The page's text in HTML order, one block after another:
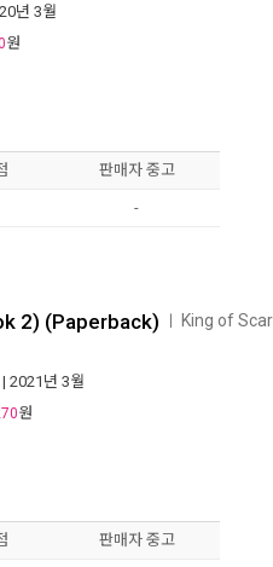
년 3월
원
판매자 중고
-
2) (Paperback) King of
| 2021년 3월
원
판매자 중고